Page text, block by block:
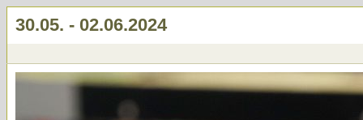
30.05. - 02.06.2024